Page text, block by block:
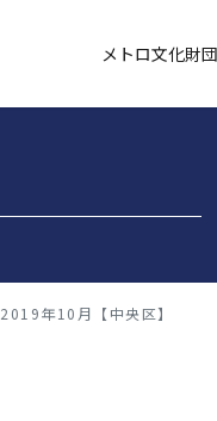
メトロ文化財
2019年10月【中央区】